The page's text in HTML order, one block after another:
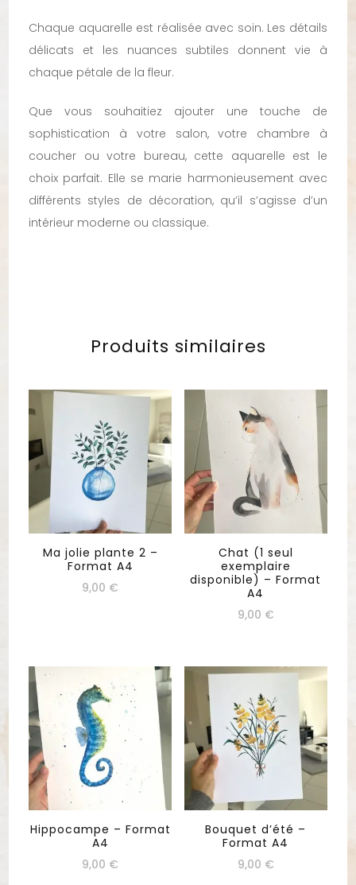
Chaque aquarelle est réalisée avec soin. Les détails
délicats et les nuances subtiles donnent vie à
chaque pétale de la fleur.
Que vous souhaitiez ajouter une touche de
sophistication à votre salon, votre chambre à
coucher ou votre bureau, cette aquarelle est le
choix parfait. Elle se marie harmonieusement avec
différents styles de décoration, qu’il s’agisse d’un
intérieur moderne ou classique.
Produits similaires
Ma jolie plante 2 –
Format A4
9,00 €
Chat (1 seul
exemplaire
disponible) – Format
A4
9,00 €
Hippocampe – Format
A4
9,00 €
Bouquet d’été –
Format A4
9,00 €